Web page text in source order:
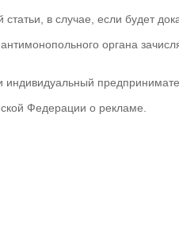
статьи, в случае, если будет
органа
индивидуальный
Федерации о рекламе.